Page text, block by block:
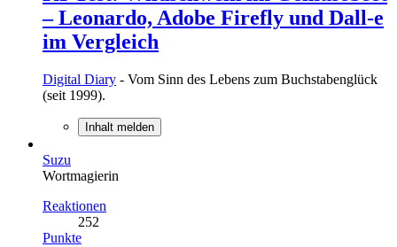
– Leonardo, Adobe Firefly und Dall-e
im Vergleich
Digital Diary - Vom Sinn des Lebens zum Buchstabenglück
(seit 1999).
Inhalt melden
Suzu
Wortmagierin
Reaktionen
252
Punkte